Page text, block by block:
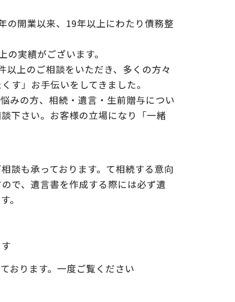
の開業以来、19年以上にわたり債務整
実績がございます。
以上のご相談をいただき、多くの方々
す」お手伝いをしてきました。
みの方、相続・遺言・生前贈与につい
下さい。お客様の立場になり「一緒
談も承っております。て相続する意向
で、遺言書を作成する際には必ず遺
。
おります。一度ご覧ください